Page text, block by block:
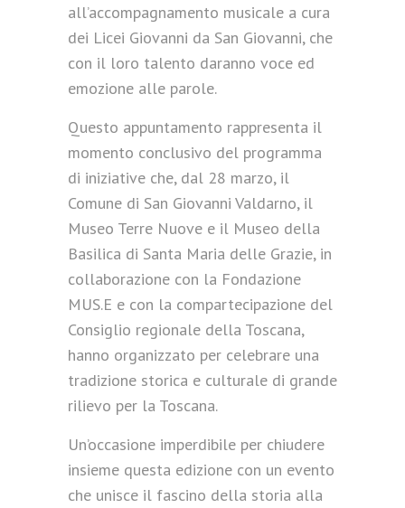
all’accompagnamento musicale a cura
dei Licei Giovanni da San Giovanni, che
con il loro talento daranno voce ed
emozione alle parole.
Questo appuntamento rappresenta il
momento conclusivo del programma
di iniziative che, dal 28 marzo, il
Comune di San Giovanni Valdarno, il
Museo Terre Nuove e il Museo della
Basilica di Santa Maria delle Grazie, in
collaborazione con la Fondazione
MUS.E e con la compartecipazione del
Consiglio regionale della Toscana,
hanno organizzato per celebrare una
tradizione storica e culturale di grande
rilievo per la Toscana.
Un’occasione imperdibile per chiudere
insieme questa edizione con un evento
che unisce il fascino della storia alla